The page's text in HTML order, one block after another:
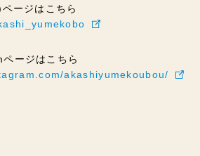
ージはこちら
ージはこちら
akashiyumekoubou/